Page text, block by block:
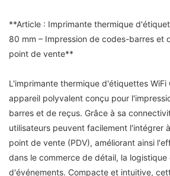
**Article : Imprimante thermique
80 mm – Impression de codes-barres et
point de vente**
L'imprimante thermique d'étiquettes WiFi
appareil polyvalent conçu pour
barres et de reçus. Grâce à sa
utilisateurs peuvent facilement l'intégrer
point de vente (PDV), améliorant ainsi
dans le commerce de détail, la logistique
d'événements. Compacte et intuitive,